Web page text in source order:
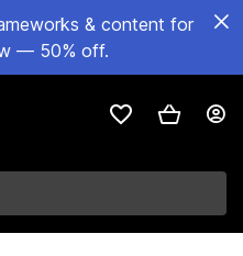
& content for
— 50% off.